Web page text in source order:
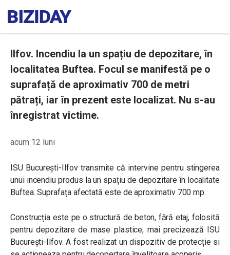
Ilfov. Incendiu la un spațiu de depozitare, în
localitatea Buftea. Focul se manifestă pe o
suprafață de aproximativ 700 de metri
pătrați, iar în prezent este localizat. Nu s-au
înregistrat victime.
acum 12 luni
ISU București-Ilfov transmite că intervine pentru stingerea
unui incendiu produs la un spațiu de depozitare în localitate
Buftea. Suprafața afectată este de aproximativ 700 mp.
Construcția este pe o structură de beton, fără etaj, folosită
pentru depozitare de mase plastice, mai precizează ISU
București-Ilfov. A fost realizat un dispozitiv de protecție si